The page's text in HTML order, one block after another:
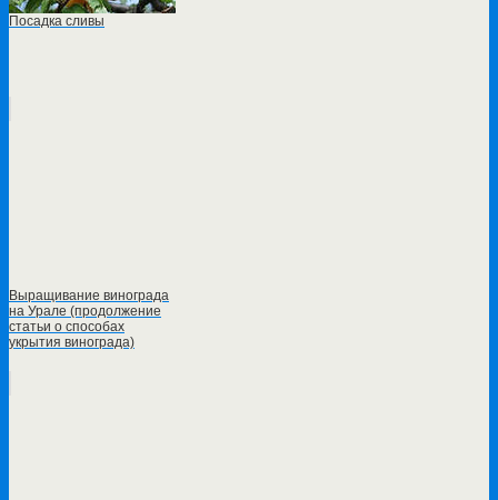
Посадка сливы
Выращивание винограда
на Урале (продолжение
статьи о способах
укрытия винограда)